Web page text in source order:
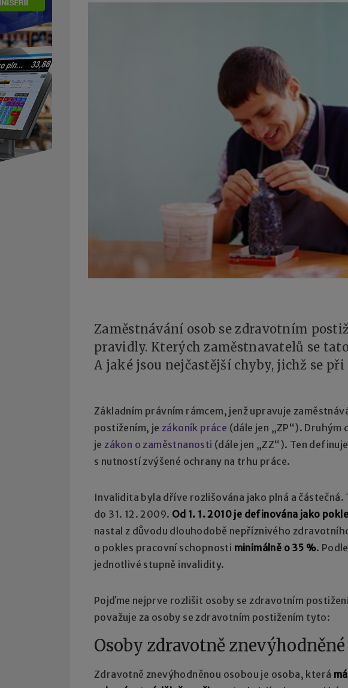
Zaměstnávání osob se zdravotním
pravidly. Kterých zaměstnavatelů se
A jaké jsou nejčastější chyby, jichž se
Základním právním rámcem, jenž upravuje
postižením, jezákoník práce (dále jen „ZP“).
jezákon o zaměstnanosti (dále jen „ZZ“). Ten
s nutností zvýšené ochrany na trhu práce.
Invalidita byla dříve rozlišována jako plná a
do 31. 12. 2009. Od 1. 1. 2010 je definována jako
nastal z důvodu dlouhodobě nepříznivého
o pokles pracovní schopnosti minimálně o 35 %.
jednotlivé stupně invalidity.
Pojďme nejprve rozlišit osoby se zdravotním
považuje za osoby se zdravotním postižením tyto:
Osoby zdravotně znevýhodněné
Zdravotně znevýhodněnou osobou je osoba, která